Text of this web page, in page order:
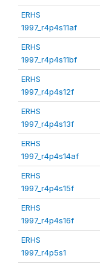
ERHS
1997_r4p4s11af
ERHS
1997_r4p4s11bf
ERHS
1997_r4p4s12f
ERHS
1997_r4p4s13f
ERHS
1997_r4p4s14af
ERHS
1997_r4p4s15f
ERHS
1997_r4p4s16f
ERHS
1997_r4p5s1